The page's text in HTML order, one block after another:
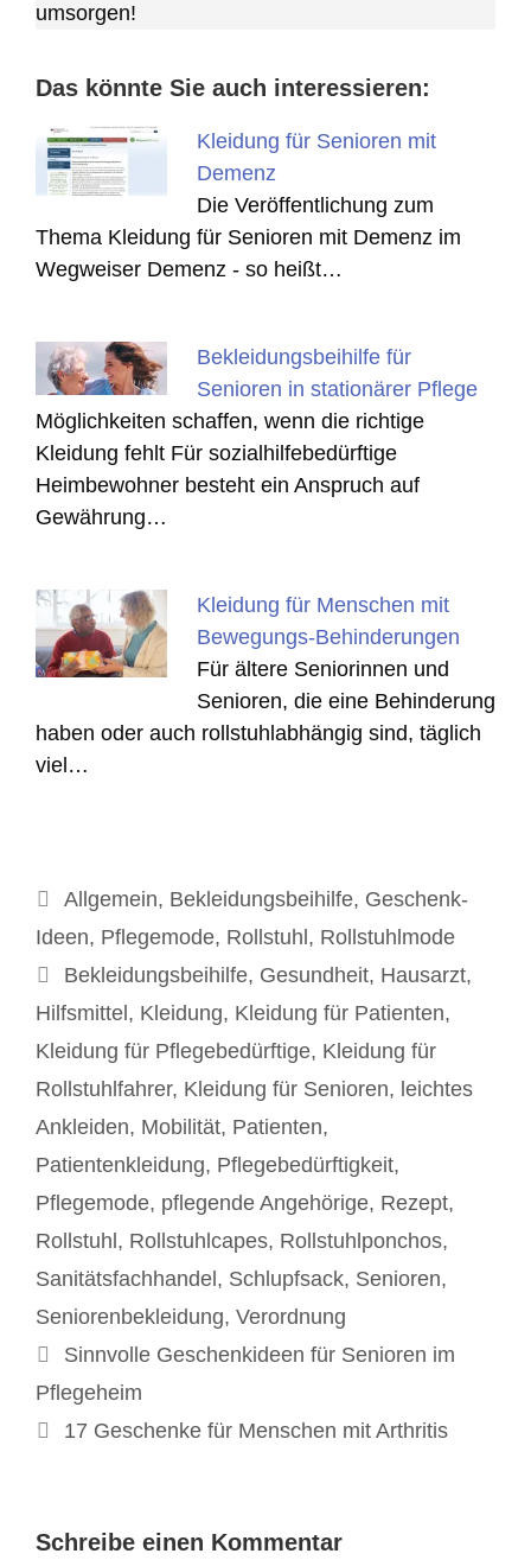
umsorgen!
Das könnte Sie auch interessieren:
Kleidung für Senioren mit
Demenz
Die Veröffentlichung zum
Thema Kleidung für Senioren mit Demenz im
Wegweiser Demenz - so heißt…
Bekleidungsbeihilfe für
Senioren in stationärer Pflege
Möglichkeiten schaffen, wenn die richtige
Kleidung fehlt Für sozialhilfebedürftige
Heimbewohner besteht ein Anspruch auf
Gewährung…
Kleidung für Menschen mit
Bewegungs-Behinderungen
Für ältere Seniorinnen und
Senioren, die eine Behinderung
haben oder auch rollstuhlabhängig sind, täglich
viel…
Kategorien
Allgemein, Bekleidungsbeihilfe, Geschenk-
Ideen, Pflegemode, Rollstuhl , Rollstuhlmode
Schlagwörter
Bekleidungsbeihilfe, Gesundheit, Hausarzt,
Hilfsmittel , Kleidung, Kleidung für Patienten,
Kleidung für Pflegebedürftige, Kleidung für
Rollstuhlfahrer, Kleidung für Senioren, leichtes
Ankleiden, Mobilität, Patienten,
Patientenkleidung, Pflegebedürftigkeit,
Pflegemode, pflegende Angehörige, Rezept,
Rollstuhl , Rollstuhlcapes, Rollstuhlponchos,
Sanitätsfachhandel , Schlupfsack, Senioren,
Seniorenbekleidung, Verordnung
Beitrags-
Navigation
Sinnvolle Geschenkideen für Senioren im
Pflegeheim
17 Geschenke für Menschen mit Arthritis
Schreibe einen Kommentar